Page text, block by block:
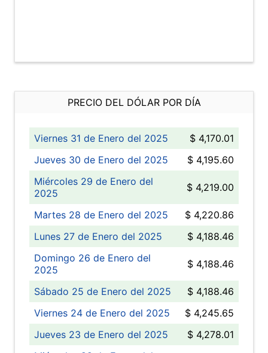
PRECIO DEL DÓLAR POR DÍA
Viernes 31 de Enero del 2025
$ 4,170.01
Jueves 30 de Enero del 2025
$ 4,195.60
Miércoles 29 de Enero del
2025
$ 4,219.00
Martes 28 de Enero del 2025
$ 4,220.86
Lunes 27 de Enero del 2025
$ 4,188.46
Domingo 26 de Enero del
2025
$ 4,188.46
Sábado 25 de Enero del 2025
$ 4,188.46
Viernes 24 de Enero del 2025
$ 4,245.65
Jueves 23 de Enero del 2025
$ 4,278.01